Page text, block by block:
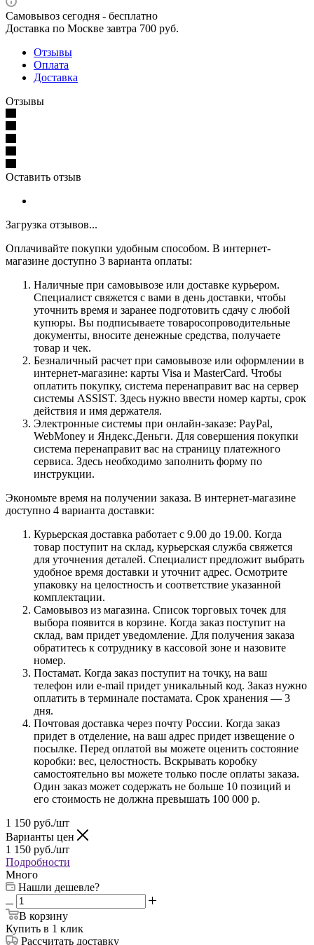
Самовывоз сегодня - бесплатно
Доставка по Москве завтра 700 руб.
Отзывы
Оплата
Доставка
Отзывы
Оставить отзыв
Загрузка отзывов...
Оплачивайте покупки удобным способом. В интернет-
магазине доступно 3 варианта оплаты:
Наличные при самовывозе или доставке курьером.
Специалист свяжется с вами в день доставки, чтобы
уточнить время и заранее подготовить сдачу с любой
купюры. Вы подписываете товаросопроводительные
документы, вносите денежные средства, получаете
товар и чек.
Безналичный расчет при самовывозе или оформлении в
интернет-магазине: карты Visa и MasterCard. Чтобы
оплатить покупку, система перенаправит вас на сервер
системы ASSIST. Здесь нужно ввести номер карты, срок
действия и имя держателя.
Электронные системы при онлайн-заказе: PayPal,
WebMoney и Яндекс.Деньги. Для совершения покупки
система перенаправит вас на страницу платежного
сервиса. Здесь необходимо заполнить форму по
инструкции.
Экономьте время на получении заказа. В интернет-магазине
доступно 4 варианта доставки:
Курьерская доставка работает с 9.00 до 19.00. Когда
товар поступит на склад, курьерская служба свяжется
для уточнения деталей. Специалист предложит выбрать
удобное время доставки и уточнит адрес. Осмотрите
упаковку на целостность и соответствие указанной
комплектации.
Самовывоз из магазина. Список торговых точек для
выбора появится в корзине. Когда заказ поступит на
склад, вам придет уведомление. Для получения заказа
обратитесь к сотруднику в кассовой зоне и назовите
номер.
Постамат. Когда заказ поступит на точку, на ваш
телефон или e-mail придет уникальный код. Заказ нужно
оплатить в терминале постамата. Срок хранения — 3
дня.
Почтовая доставка через почту России. Когда заказ
придет в отделение, на ваш адрес придет извещение о
посылке. Перед оплатой вы можете оценить состояние
коробки: вес, целостность. Вскрывать коробку
самостоятельно вы можете только после оплаты заказа.
Один заказ может содержать не больше 10 позиций и
его стоимость не должна превышать 100 000 р.
1 150 руб./шт
Варианты цен
1 150 руб./шт
Подробности
Много
Нашли дешевле?
В корзину
Купить в 1 клик
Рассчитать доставку